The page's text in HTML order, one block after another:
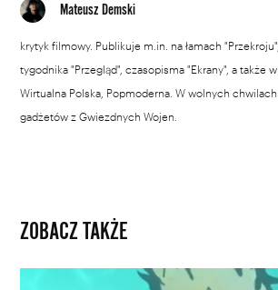
Mateusz Demski
krytyk filmowy. Publikuje m.in. na łamach
tygodnika "Przegląd", czasopisma "Ekrany", a także
Wirtualna Polska, Popmoderna. W wolnych
gadżetów z Gwiezdnych Wojen.
ZOBACZ TAKŻE